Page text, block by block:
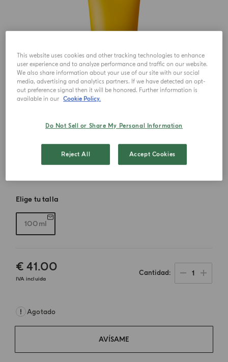
Elige tu talla
100ml
€ 41.00
IVA incluida
Cantidad 1
Agotado
AVÍSAME
This website uses cookies and other tracking technologies to enhance
user experience and to analyze performance and traffic on our website.
We also share information about your use of our site with our social
media, advertising and analytics partners. If we have detected an opt-
out preference signal then it will be honored. Further information is
available in our Cookie Policy.
Do Not Sell or Share My Personal Information
Reject All Accept Cookies